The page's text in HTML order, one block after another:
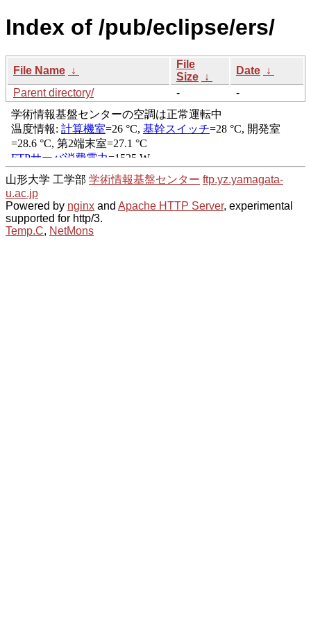
Index of /pub/eclipse/ers/
File Name ↓
File
Size ↓
Date ↓
Parent directory/
- -
山形大学 工学部 学術情報基盤センター ftp.yz.yamagata-
u.ac.jp
Powered by nginx and Apache HTTP Server, experimental
supported for http/3.
Temp.C, NetMons